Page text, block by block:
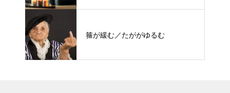
箍が緩む／たががゆるむ